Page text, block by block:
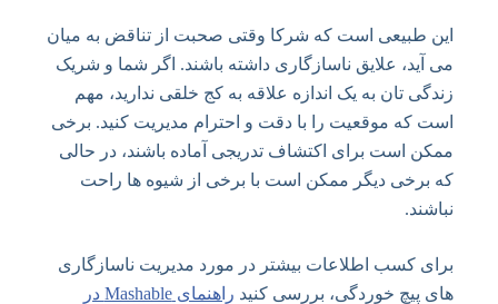
این طبیعی است که شرکا وقتی صحبت از تناقض به میان
می آید، علایق ناسازگاری داشته باشند. اگر شما و شریک
زندگی تان به یک اندازه علاقه به کج خلقی ندارید، مهم
است که موقعیت را با دقت و احترام مدیریت کنید. برخی
ممکن است برای اکتشاف تدریجی آماده باشند، در حالی
که برخی دیگر ممکن است با برخی از شیوه ها راحت
نباشند.
برای کسب اطلاعات بیشتر در مورد مدیریت ناسازگاری
های پیچ خوردگی، بررسی کنید
راهنمای Mashable در